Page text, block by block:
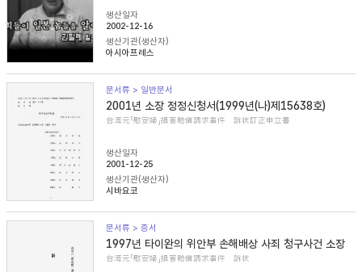
생산일자
2002-12-16
생산기관(생산자)
아시아프레스
문서류 > 일반문서
2001년 소장 정정신청서(1999년(나)제15638호)
台湾元「慰安婦」損害賠償請求事件 訴状訂正申立書
생산일자
2001-12-25
생산기관(생산자)
시바요코
문서류 > 증서
1997년 타이완의 위안부 손해배상 사죄 청구사건 소장
台湾元「慰安婦」損害賠償請求事件 訴状